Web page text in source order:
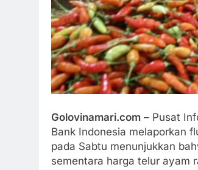
Golovinamari.com – Pusat
Bank Indonesia melaporkan
pada Sabtu menunjukkan
sementara harga telur ayam